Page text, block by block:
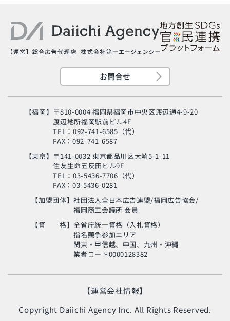
お問合せ
【福岡】 〒810-0004 福岡県福岡市中央区渡辺通4-9-20
渡辺地所福岡駅前ビル4F
TEL：092-741-6585（代）
FAX：092-741-6587
【東京】 〒141-0032 東京都品川区大崎5-1-11
住友生命五反田ビル9F
TEL：03-5436-7706（代）
FAX：03-5436-0281
【加盟団体】社団法人全日本広告連盟/福岡広告協会/
福岡商工会議所 会員
【資 格】全省庁統一資格（入札資格）
指名競争参加エリア
関東・甲信越、中国、九州・沖縄
業者コード0000128382
【運営会社情報】
Copyright Daiichi Agency Inc. All Rights Reserved.
「MSC海のエコラベ
使い終わった制服
の“新・活用術”とは？
生命の神秘に迫るアナ